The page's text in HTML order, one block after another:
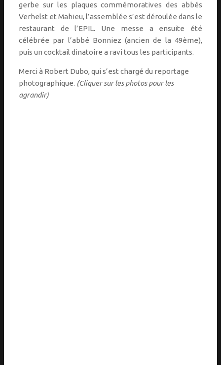
gerbe sur les plaques commémoratives des abbés
Verhelst et Mahieu, l’assemblée s’est déroulée dans le
restaurant de l’EPIL. Une messe a ensuite été
célébrée par l’abbé Bonniez (ancien de la 49ème),
puis un cocktail dinatoire a ravi tous les participants.
Merci à Robert Dubo, qui s’est chargé du reportage
photographique. (Cliquer sur les photos pour les
agrandir)